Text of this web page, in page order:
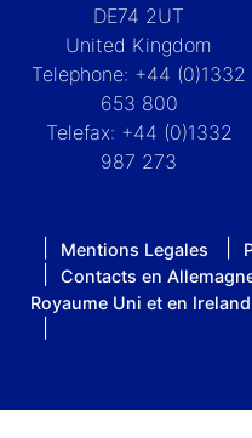
DE74 2UT
United Kingdom
Telephone: +44 (0)1332
653 800
Telefax: +44 (0)1332
987 273
Mentions Legales
Contacts en
Royaume Uni et en Ireland